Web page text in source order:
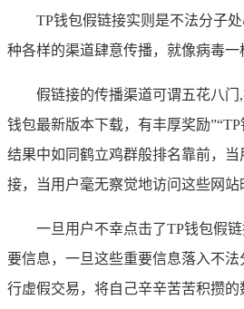
TP钱包假链接实则是不法分子
种各样的渠道肆意传播，就像病毒
假链接的传播渠道可谓五花八
钱包最新版本下载，有丰厚奖励
结果中如同鹤立鸡群般排名靠前，
接，当用户毫无察觉地访问这些网站
一旦用户不幸点击了TP钱包假
要信息，一旦这些重要信息落入不
行虚假交易，将自己辛辛苦苦积攒